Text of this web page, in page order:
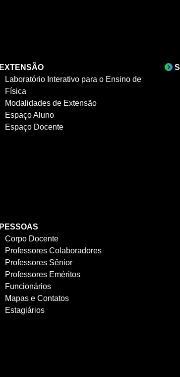
EXTENSÃO
Laboratório Interativo para o Ensino de
Física
Modalidades de Extensão
Espaço Aluno
Espaço Docente
PESSOAS
Corpo Docente
Professores Colaboradores
Professores Sênior
Professores Eméritos
Funcionários
Mapas e Contatos
Estagiários